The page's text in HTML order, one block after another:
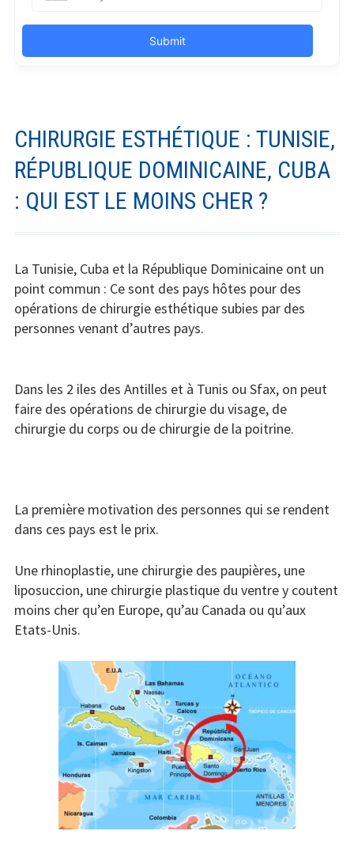
CHIRURGIE ESTHÉTIQUE : TUNISIE,
RÉPUBLIQUE DOMINICAINE, CUBA
: QUI EST LE MOINS CHER ?
La Tunisie, Cuba et la République Dominicaine ont un
point commun : Ce sont des pays hôtes pour des
opérations de chirurgie esthétique subies par des
personnes venant d’autres pays.
Dans les 2 iles des Antilles et à Tunis ou Sfax, on peut
faire des opérations de chirurgie du visage, de
chirurgie du corps ou de chirurgie de la poitrine.
La première motivation des personnes qui se rendent
dans ces pays est le prix.
Une rhinoplastie, une chirurgie des paupières, une
liposuccion, une chirurgie plastique du ventre y coutent
moins cher qu’en Europe, qu’au Canada ou qu’aux
Etats-Unis.